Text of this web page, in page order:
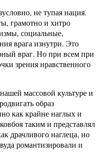
не тупая нация.
грамотно и хитро
социальные,
врага изнутри. Это
враг. Но при всем при
зрения нравственного
массовой культуре и
образ
как крайне наглых и
таким и представлял
драчливого наглеца, но
романтизировали и